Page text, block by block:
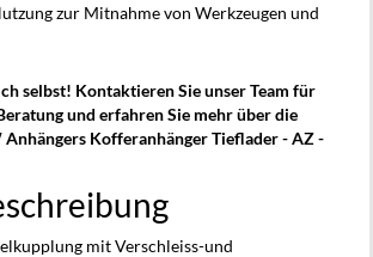
zur Mitnahme von Werkzeugen und
selbst! Kontaktieren Sie unser Team für
und erfahren Sie mehr über die
Kofferanhänger Tieflader - AZ -
mit Verschleiss-und